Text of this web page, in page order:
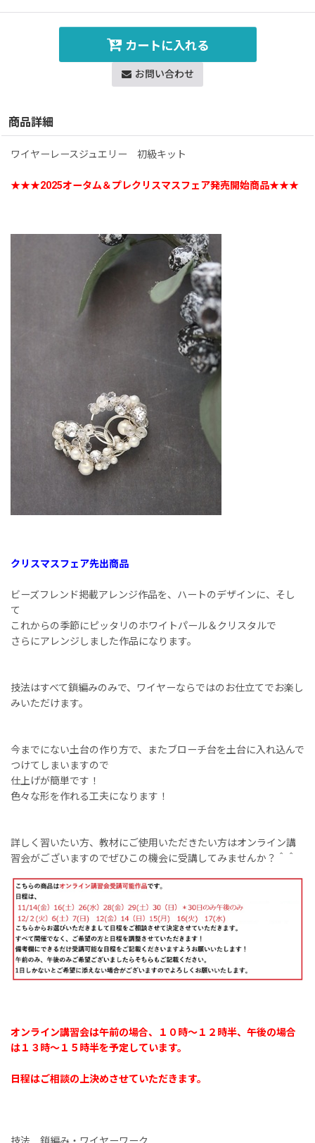
カートに入れる
お問い合わせ
商品詳細
ワイヤーレースジュエリー 初級キット
★★★2025オータム＆プレクリスマスフェア発売開始商品★★★
クリスマスフェア先出商品
ビーズフレンド掲載アレンジ作品を、ハートのデザインに、そし
て
これからの季節にピッタリのホワイトパール＆クリスタルで
さらにアレンジしました作品になります。
技法はすべて鎖編みのみで、ワイヤーならではのお仕立てでお楽し
みいただけます。
今までにない土台の作り方で、またブローチ台を土台に入れ込んで
つけてしまいますので
仕上げが簡単です！
色々な形を作れる工夫になります！
詳しく習いたい方、教材にご使用いただきたい方はオンライン講
習会がございますのでぜひこの機会に受講してみませんか？＾＾
オンライン講習会は午前の場合、１０時〜１２時半、午後の場合
は１３時〜１５時半を予定しています。
日程はご相談の上決めさせていただきます。